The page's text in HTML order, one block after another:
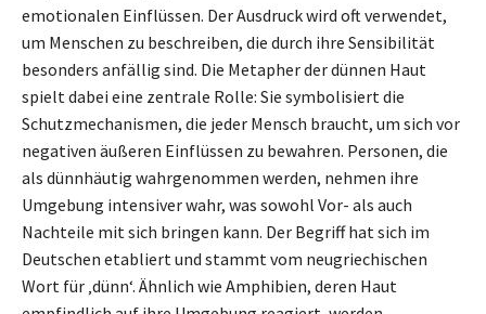
emotionalen Einflüssen. Der Ausdruck wird oft verwendet,
um Menschen zu beschreiben, die durch ihre Sensibilität
besonders anfällig sind. Die Metapher der dünnen Haut
spielt dabei eine zentrale Rolle: Sie symbolisiert die
Schutzmechanismen, die jeder Mensch braucht, um sich vor
negativen äußeren Einflüssen zu bewahren. Personen, die
als dünnhäutig wahrgenommen werden, nehmen ihre
Umgebung intensiver wahr, was sowohl Vor- als auch
Nachteile mit sich bringen kann. Der Begriff hat sich im
Deutschen etabliert und stammt vom neugriechischen
Wort für ‚dünn‘. Ähnlich wie Amphibien, deren Haut